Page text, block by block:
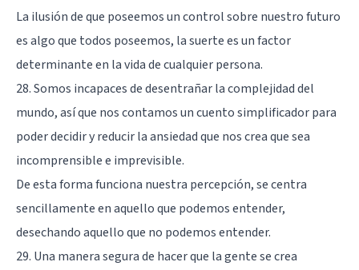
La ilusión de que poseemos un control sobre nuestro futuro
es algo que todos poseemos, la suerte es un factor
determinante en la vida de cualquier persona.
28. Somos incapaces de desentrañar la complejidad del
mundo, así que nos contamos un cuento simplificador para
poder decidir y reducir la ansiedad que nos crea que sea
incomprensible e imprevisible.
De esta forma funciona nuestra percepción, se centra
sencillamente en aquello que podemos entender,
desechando aquello que no podemos entender.
29. Una manera segura de hacer que la gente se crea